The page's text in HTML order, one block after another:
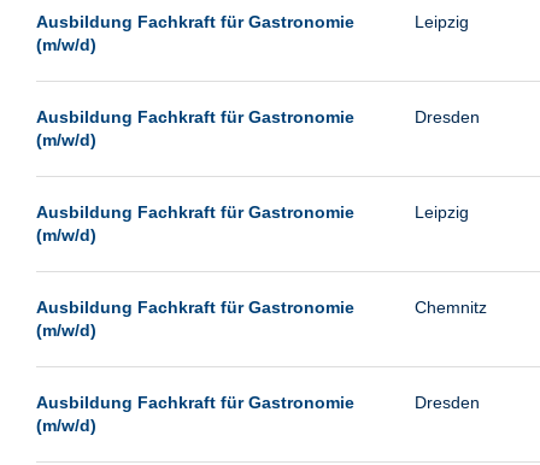
Ausbildung Fachkraft für Gastronomie
(m/w/d)
Leipzig
Ausbildung Fachkraft für Gastronomie
(m/w/d)
Dresden
Ausbildung Fachkraft für Gastronomie
(m/w/d)
Leipzig
Ausbildung Fachkraft für Gastronomie
(m/w/d)
Chemnitz
Ausbildung Fachkraft für Gastronomie
(m/w/d)
Dresden